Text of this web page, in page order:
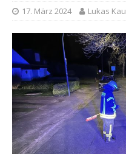
17. März 2024 Lukas